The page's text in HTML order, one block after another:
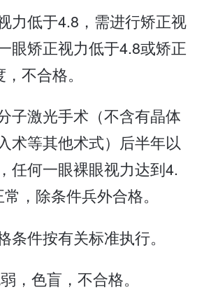
力低于4.8，需进行矫正视
眼矫正视力低于4.8或矫正
不合格。
子激光手术（不含有晶体
术等其他术式）后半年以
任何一眼裸眼视力达到4.
，除条件兵外合格。
条件按有关标准执行。
，色盲，不合格。